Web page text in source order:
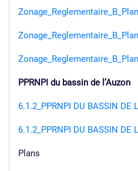
PPRNPI du bassin de l’Auzon
6.1.2_PPRNPI DU BASSIN DE
6.1.2_PPRNPI DU BASSIN DE
Plans